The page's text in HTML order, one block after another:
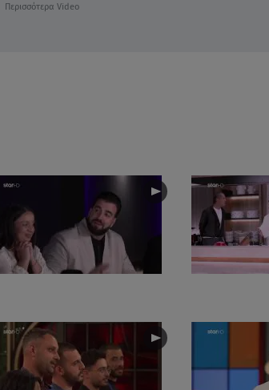
Περισσότερα Video